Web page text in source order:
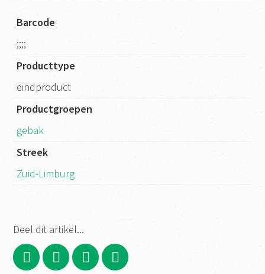
Barcode
;;;;
Producttype
eindproduct
Productgroepen
gebak
Streek
Zuid-Limburg
Deel dit artikel...